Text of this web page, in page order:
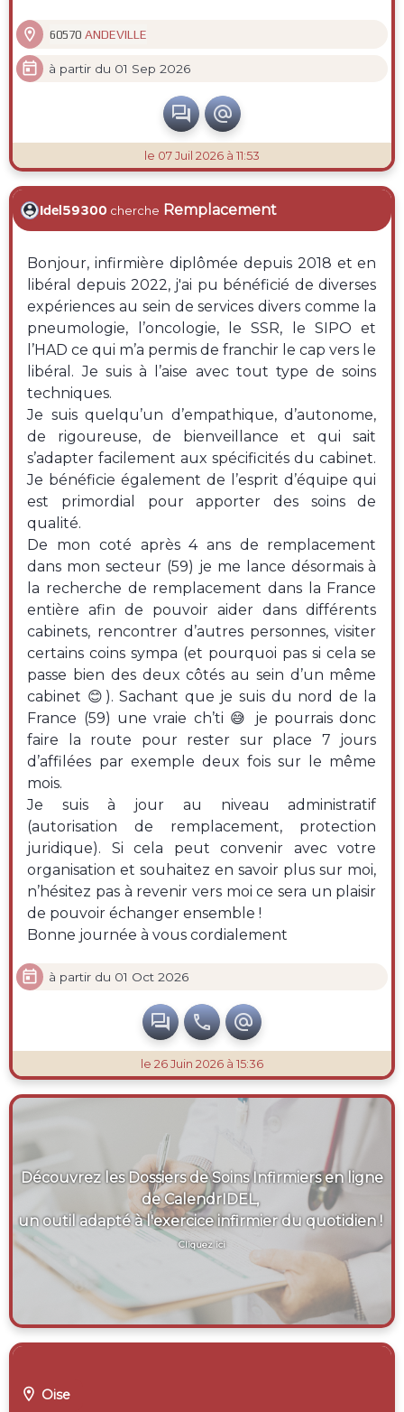
 60570 ANDEVILLE
 à partir du 01 Sep 2026
 
le 07 Juil 2026 à 11:53
Idel59300 cherche Remplacement
Bonjour, infirmière diplômée depuis 2018 et en
libéral depuis 2022, j'ai pu bénéficié de diverses
expériences au sein de services divers comme la
pneumologie, l’oncologie, le SSR, le SIPO et
l’HAD ce qui m’a permis de franchir le cap vers le
libéral. Je suis à l’aise avec tout type de soins
techniques.
Je suis quelqu’un d’empathique, d’autonome,
de rigoureuse, de bienveillance et qui sait
s’adapter facilement aux spécificités du cabinet.
Je bénéficie également de l’esprit d’équipe qui
est primordial pour apporter des soins de
qualité.
De mon coté après 4 ans de remplacement
dans mon secteur (59) je me lance désormais à
la recherche de remplacement dans la France
entière afin de pouvoir aider dans différents
cabinets, rencontrer d’autres personnes, visiter
certains coins sympa (et pourquoi pas si cela se
passe bien des deux côtés au sein d’un même
cabinet 😊). Sachant que je suis du nord de la
France (59) une vraie ch’ti 😅 je pourrais donc
faire la route pour rester sur place 7 jours
d’affilées par exemple deux fois sur le même
mois.
Je suis à jour au niveau administratif
(autorisation de remplacement, protection
juridique). Si cela peut convenir avec votre
organisation et souhaitez en savoir plus sur moi,
n’hésitez pas à revenir vers moi ce sera un plaisir
de pouvoir échanger ensemble !
Bonne journée à vous cordialement
 à partir du 01 Oct 2026
  
le 26 Juin 2026 à 15:36
Découvrez les Dossiers de Soins Infirmiers en ligne
de CalendrIDEL,
un outil adapté à l'exercice infirmier du quotidien !
Cliquez ici
 Oise